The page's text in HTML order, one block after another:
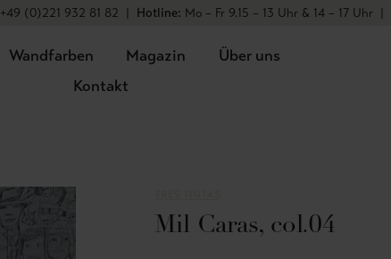
+49 (0)221 932 81 82 | Hotline: Mo – Fr 9.15 – 13 Uhr & 14 – 17 Uhr |
Wandfarben Magazin
Über uns
Kontakt
Mil Caras, col.04